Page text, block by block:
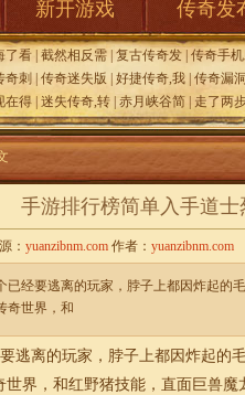
新开游戏 传奇发
了看 截然相反需 复古传奇发 传奇手
奇刺 传奇迷失版 好捷传奇,我 传奇漏
在得 迷失传奇,转 赤月峡谷简 走了两
手游排行榜简单入手道士
： yuanzibnm.com 作者： yuanzibnm.com
已经要逃离的玩家，脖子上都因炸起的
世界，和
逃离的玩家，脖子上都因炸起的
世界，和红野猪技能，直面巨兽